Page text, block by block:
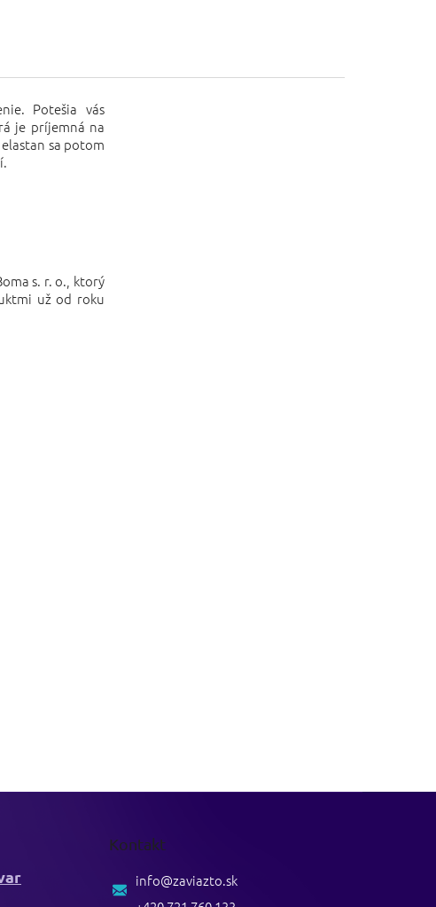
Potešia vás
je príjemná na
sa potom
s. r. o., ktorý
už od roku
Kontakt
info@zaviazto.sk